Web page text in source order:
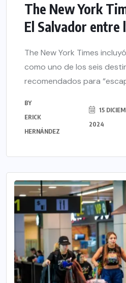
The New York
El Salvador entre
The New York Times
como uno de los seis
recomendados para
BY
ERICK
HERNÁNDEZ
15
2024